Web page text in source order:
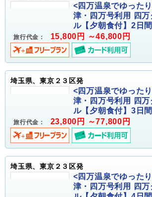
<四万温泉でゆった
津・四万号利用 四
ル【夕朝食付】2日間
旅行代金： 15,800円 ～46,800円
埼玉県、東京２３区発
<四万温泉でゆった
津・四万号利用 四
ル【夕朝食付】3日間
旅行代金： 23,800円 ～77,800円
埼玉県、東京２３区発
<四万温泉でゆった
津・四万号利用 四